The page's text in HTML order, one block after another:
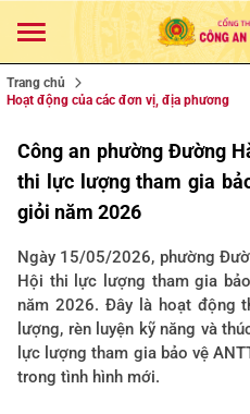
Trang chủ
Hoạt động của các đơn vị, địa phương
Công an phường Đường
thi lực lượng tham gia
giỏi năm 2026
Ngày 15/05/2026, phường
Hội thi lực lượng tham gia
năm 2026. Đây là hoạt động
lượng, rèn luyện kỹ năng và
lực lượng tham gia bảo vệ
trong tình hình mới.